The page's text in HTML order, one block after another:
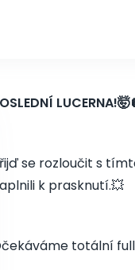
se rozloučit s
k prasknutí.💥
totální